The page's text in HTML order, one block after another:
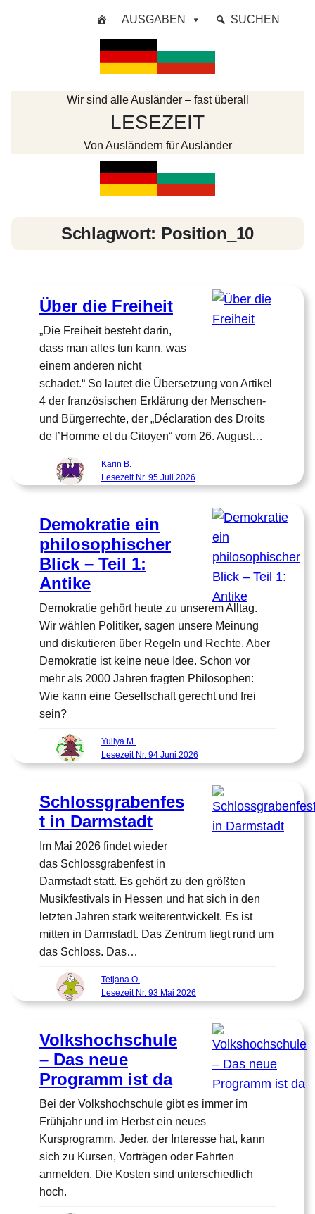
AUSGABEN SUCHEN
Wir sind alle Ausländer – fast überall
LESEZEIT
Von Ausländern für Ausländer
Schlagwort: Position_10
Über die Freiheit
„Die Freiheit besteht darin,
dass man alles tun kann, was
einem anderen nicht
schadet.“ So lautet die Übersetzung von Artikel
4 der französischen Erklärung der Menschen-
und Bürgerrechte, der „Déclaration des Droits
de l’Homme et du Citoyen“ vom 26. August…
Karin B.
Lesezeit Nr. 95 Juli 2026
Demokratie ein
philosophischer
Blick – Teil 1:
Antike
Demokratie gehört heute zu unserem Alltag.
Wir wählen Politiker, sagen unsere Meinung
und diskutieren über Regeln und Rechte. Aber
Demokratie ist keine neue Idee. Schon vor
mehr als 2000 Jahren fragten Philosophen:
Wie kann eine Gesellschaft gerecht und frei
sein?
Yuliya M.
Lesezeit Nr. 94 Juni 2026
Schlossgrabenfes
t in Darmstadt
Im Mai 2026 findet wieder
das Schlossgrabenfest in
Darmstadt statt. Es gehört zu den größten
Musikfestivals in Hessen und hat sich in den
letzten Jahren stark weiterentwickelt. Es ist
mitten in Darmstadt. Das Zentrum liegt rund um
das Schloss. Das…
Tetjana O.
Lesezeit Nr. 93 Mai 2026
Volkshochschule
– Das neue
Programm ist da
Bei der Volkshochschule gibt es immer im
Frühjahr und im Herbst ein neues
Kursprogramm. Jeder, der Interesse hat, kann
sich zu Kursen, Vorträgen oder Fahrten
anmelden. Die Kosten sind unterschiedlich
hoch.